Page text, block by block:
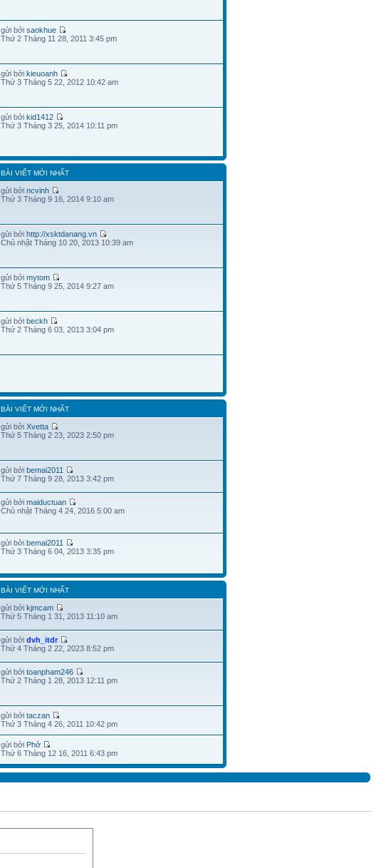
gửi bởisaokhue
Thứ 2 Tháng 11 28, 2011 3:45 pm
gửi bởikieuoanh
Thứ 3 Tháng 5 22, 2012 10:42 am
gửi bởikid1412
Thứ 3 Tháng 3 25, 2014 10:11 pm
BÀI VIẾT MỚI NHẤT
gửi bởincvinh
Thứ 3 Tháng 9 16, 2014 9:10 am
gửi bởihttp://xsktdanang.vn
Chủ nhật Tháng 10 20, 2013 10:39 am
gửi bởimytom
Thứ 5 Tháng 9 25, 2014 9:27 am
gửi bởibeckh
Thứ 2 Tháng 6 03, 2013 3:04 pm
BÀI VIẾT MỚI NHẤT
gửi bởiXvetta
Thứ 5 Tháng 2 23, 2023 2:50 pm
gửi bởibemai2011
Thứ 7 Tháng 9 28, 2013 3:42 pm
gửi bởimaiductuan
Chủ nhật Tháng 4 24, 2016 5:00 am
gửi bởibemai2011
Thứ 3 Tháng 6 04, 2013 3:35 pm
BÀI VIẾT MỚI NHẤT
gửi bởikjmcam
Thứ 5 Tháng 1 31, 2013 11:10 am
gửi bởidvh_itdr
Thứ 4 Tháng 2 22, 2023 8:52 pm
gửi bởitoanpham246
Thứ 2 Tháng 1 28, 2013 12:11 pm
gửi bởitaczan
Thứ 3 Tháng 4 26, 2011 10:42 pm
gửi bởi Phở
Thứ 6 Tháng 12 16, 2011 6:43 pm